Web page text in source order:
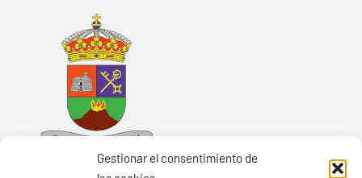
Gestionar el consentimiento de